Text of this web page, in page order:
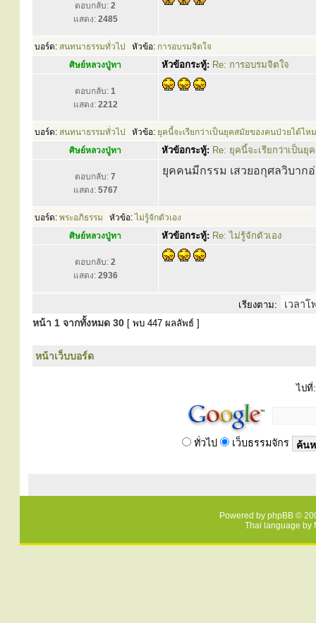
ตอบกลับ: 2
แสดง: 2485
บอร์ด: สนทนาธรรมทั่วไป หัวข้อ: การอบรมจิตใจ
ศิษย์หลวงปู่ทา
หัวข้อกระทู้: Re: การอบรมจิตใจ
ตอบกลับ: 1
แสดง: 2212
บอร์ด: สนทนาธรรมทั่วไป หัวข้อ: ยุคนี้จะเรียกว่าเป็นยุคสมัยของคนป่วยได้ไห
ศิษย์หลวงปู่ทา
หัวข้อกระทู้: Re: ยุคนี้จะเรียกว่าเป็น
ตอบกลับ: 7
แสดง: 5767
ยุคคนมีกรรม เสวยอกุศลวิบาก
บอร์ด: พระอภิธรรม หัวข้อ: ไม่รู้จักตัวเอง
ศิษย์หลวงปู่ทา
หัวข้อกระทู้: Re: ไม่รู้จักตัวเอง
ตอบกลับ: 2
แสดง: 2936
เรียงตาม:
หน้า 1 จากทั้งหมด 30 [ พบ 447 ผลลัพธ์ ]
หน้าเว็บบอร์ด
ไปที่:
ทั่วไป เว็บธรรมจักร
Powered by phpBB ©
Thai language by